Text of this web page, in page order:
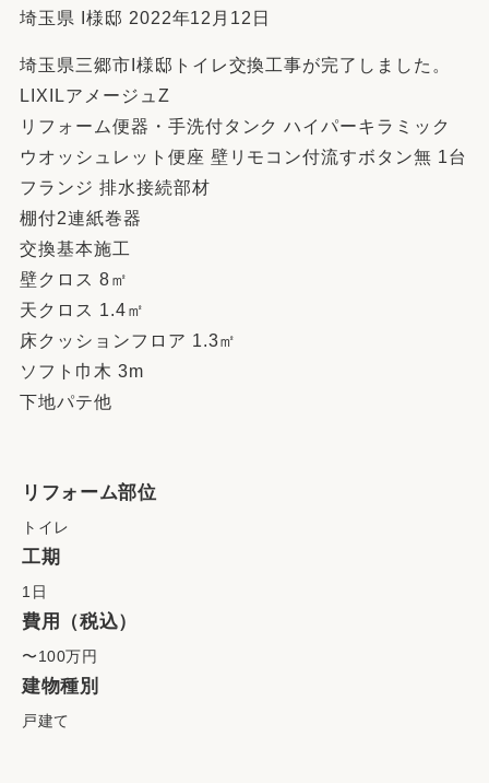
埼玉県 I様邸 2022年12月12日
埼玉県三郷市I様邸トイレ交換工事が完了しました。
LIXILアメージュZ
リフォーム便器・手洗付タンク ハイパーキラミック
ウオッシュレット便座 壁リモコン付流すボタン無 1台
フランジ 排水接続部材
棚付2連紙巻器
交換基本施工
壁クロス 8㎡
天クロス 1.4㎡
床クッションフロア 1.3㎡
ソフト巾木 3m
下地パテ他
リフォーム部位
トイレ
工期
1日
費用（税込）
〜100万円
建物種別
戸建て